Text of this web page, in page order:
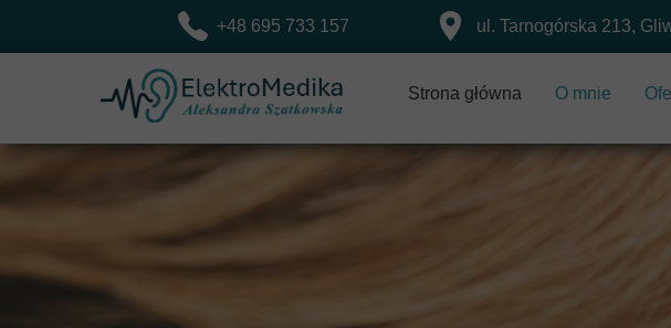
+48 695 733 157
Strona główna O mnie
ul. Tarnogórska 213,